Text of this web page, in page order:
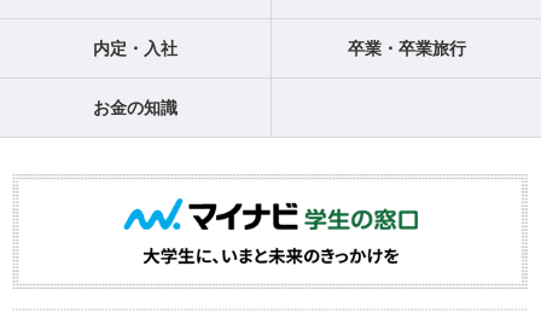
内定・入社 卒業・卒業旅行
お金の知識